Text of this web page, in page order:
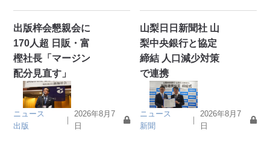
出版梓会懇親会に
170人超 日販・富
樫社長「マージン
配分見直す」
ニュース
出版
｜
2026年8月7
日
山梨日日新聞社 山
梨中央銀行と協定
締結 人口減少対策
で連携
ニュース
新聞
｜
2026年8月7
日